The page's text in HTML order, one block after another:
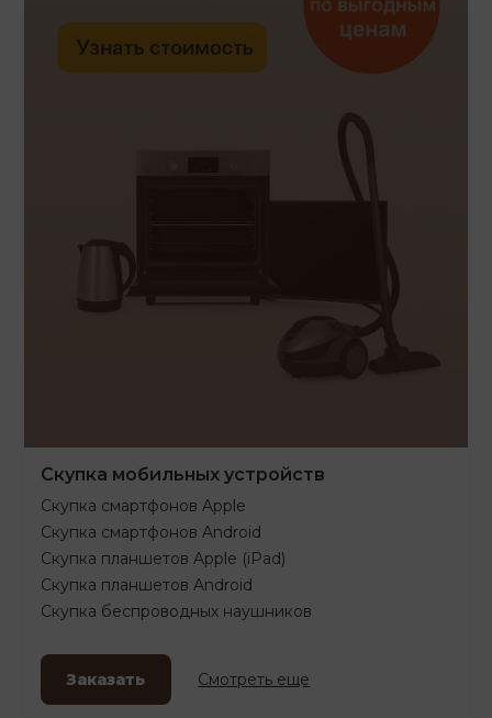
Скупка мобильных устройств
Скупка смартфонов Apple
Скупка смартфонов Android
Скупка планшетов Apple (iPad)
Скупка планшетов Android
Скупка беспроводных наушников
Заказать Смотреть еще